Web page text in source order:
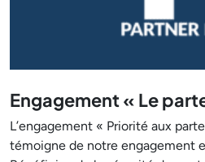
Engagement « Le
L’engagement « Priorité aux
témoigne de notre engagement